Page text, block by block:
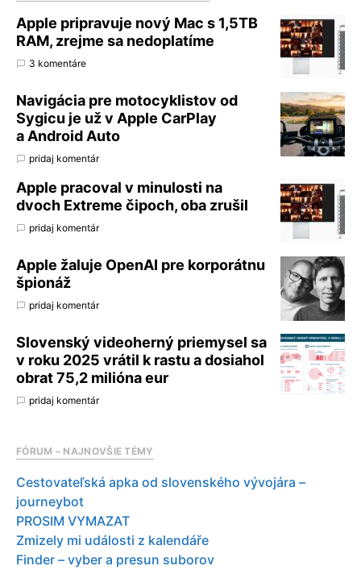
Apple pripravuje nový Mac s 1,5TB
RAM, zrejme sa nedoplatíme
3 komentáre
Navigácia pre motocyklistov od
Sygicu je už v Apple CarPlay
a Android Auto
pridaj komentár
Apple pracoval v minulosti na
dvoch Extreme čipoch, oba zrušil
pridaj komentár
Apple žaluje OpenAI pre korporátnu
špionáž
pridaj komentár
Slovenský videoherný priemysel sa
v roku 2025 vrátil k rastu a dosiahol
obrat 75,2 milióna eur
pridaj komentár
FÓRUM – NAJNOVŠIE TÉMY
Cestovateľská apka od slovenského vývojára –
journeybot
PROSIM VYMAZAT
Zmizely mi události z kalendáře
Finder – vyber a presun suborov